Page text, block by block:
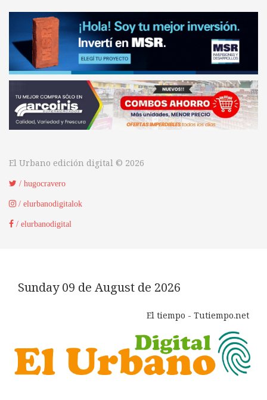
El Urbano edición digital © 2026
/ hugocravero
/ elurbanodigitalok
/ elurbanodigital
Sunday 09 de August de 2026
El tiempo - Tutiempo.net